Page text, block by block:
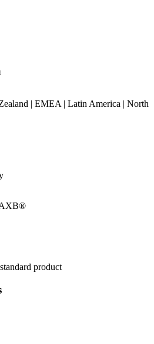
| EMEA | Latin America | North
product